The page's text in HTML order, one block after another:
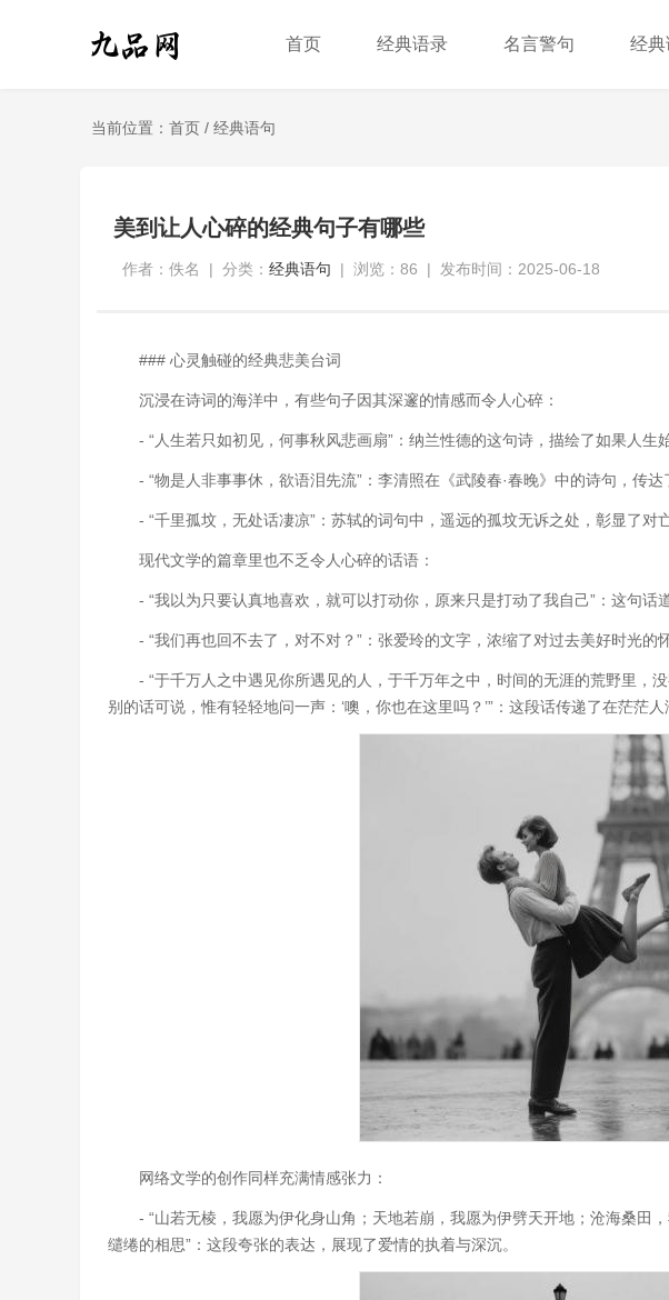
首页 经典语录 名言警句 经典
当前位置： 首页 / 经典语句
美到让人心碎的经典句子有哪些
作者：佚名 | 分类： 经典语句 | 浏览：86 | 发布时间：2025-06-18
### 心灵触碰的经典悲美台词
沉浸在诗词的海洋中，有些句子因其深邃的情感而令人心碎：
- “人生若只如初见，何事秋风悲画扇”：纳兰性德的这句诗，描绘了如果人生
- “物是人非事事休，欲语泪先流”：李清照在《武陵春·春晚》中的诗句，传达
- “千里孤坟，无处话凄凉”：苏轼的词句中，遥远的孤坟无诉之处，彰显了对
现代文学的篇章里也不乏令人心碎的话语：
- “我以为只要认真地喜欢，就可以打动你，原来只是打动了我自己”：这句话
- “我们再也回不去了，对不对？”：张爱玲的文字，浓缩了对过去美好时光的
- “于千万人之中遇见你所遇见的人，于千万年之中，时间的无涯的荒野里，
别的话可说，惟有轻轻地问一声：‘噢，你也在这里吗？’”：这段话传递了在茫茫
网络文学的创作同样充满情感张力：
- “山若无棱，我愿为伊化身山角；天地若崩，我愿为伊劈天开地；沧海桑田
缱绻的相思”：这段夸张的表达，展现了爱情的执着与深沉。